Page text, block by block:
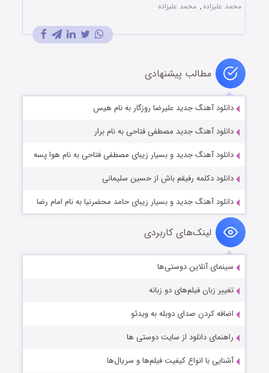
محمد علیزاده , محمد علیزاده
مطالب پیشنهادی
دانلود آهنگ جدید علیرضا روزگار به نام هیس
دانلود آهنگ جدید مصطفی فتاحی به نام برار
دانلود آهنگ جدید و بسیار زیبای مصطفی فتاحی به نام هوا پسه
دانلود دکلمه رفیقم باش از حسین سلیمانی
دانلود آهنگ جدید و بسیار زیبای حامد محضرنیا به نام امام رضا
لینک‌های کاربردی
سینمای آنلاین دوستی‌ها
تغییر زبان فیلم‌های دو زبانه
اضافه کردن صدای دوبله به ویدئو
راهنمای دانلود از سایت دوستی ها
آشنایی با انواع کیفیت فیلم‌ها و سریال‌ها